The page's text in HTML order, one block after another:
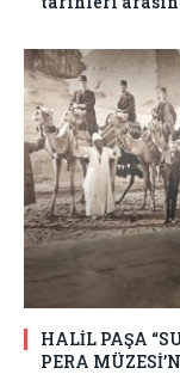
HALİL PAŞA
PERA